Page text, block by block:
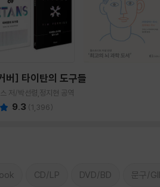
버] 타이탄의 도구들
저/박선령,정지현 공역
9.3 (1,396)
CD/LP DVD/BD 문구/